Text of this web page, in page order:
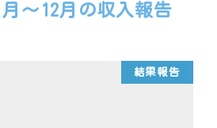
月～12月の収入報告
結果報告